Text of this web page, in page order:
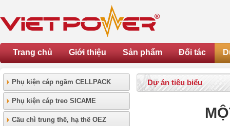
Trang chủ Giới thiệu Sản phẩm Đối tác
Phụ kiện cáp ngầm CELLPACK
Phụ kiện cáp treo SICAME
Cầu chì trung thế, hạ thế OEZ
Dự án tiêu biểu